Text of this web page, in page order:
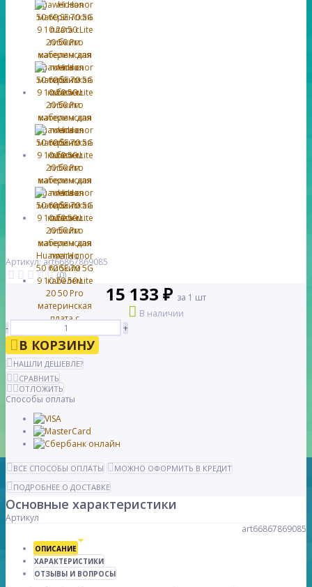
Артикул: art66867869085
(0)
15 133 ₽ за 1 шт
В наличии
-
+
В КОРЗИНУ
НАШЛИ ДЕШЕВЛЕ?
СРАВНИТЬ
ОТЛОЖИТЬ
Способы оплаты
ВСЕ СПОСОБЫ ОПЛАТЫ
МОЖНО ОФОРМИТЬ В КРЕДИТ
ПОДРОБНЕЕ О ДОСТАВКЕ
Основные характеристики
Артикул
art66867869085
ОПИСАНИЕ
ХАРАКТЕРИСТИКИ
ОТЗЫВЫ И ВОПРОСЫ